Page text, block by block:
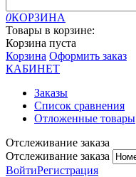
0КОРЗИНА
Товары в корзине:
Корзина пуста
Корзина Оформить заказ
КАБИНЕТ
Заказы
Список сравнения
Отложенные товары
Отслеживание заказа
Отслеживание заказа
ВойтиРегистрация